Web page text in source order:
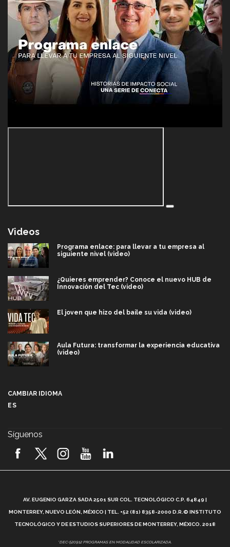
Videos
Programa enlace: para llevar a tu empresa al
siguiente nivel (video)
¿Quieres emprender? Conoce el nuevo HUB de
Innovación del Tec (video)
El joven que hizo del baile su vida (video)
Aula Futura: transformar la experiencia educativa
(video)
2026! (video)
¿Cómo es el Modelo Educativo Tec? (video)
Vida Tec: Feminismo e Inteligencia Artificial, Paola
CAMBIAR IDIOMA
ES
Síguenos
AV. EUGENIO GARZA SADA 2501 SUR COL. TECNOLÓGICO C.P. 64849 |
MONTERREY, NUEVO LEÓN, MÉXICO | TEL. +52 (81) 8358-2000 D.R.© INSTITUTO
TECNOLÓGICO Y DE ESTUDIOS SUPERIORES DE MONTERREY, MÉXICO. 2018
*DEC-520912 PROGRAMAS EN MODALIDAD ESCOLARIZADA.